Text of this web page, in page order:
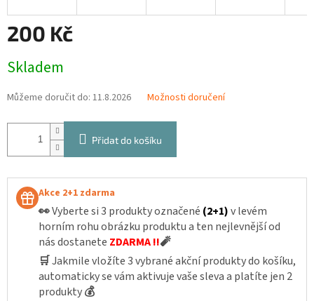
200 Kč
cena:
Skladem
Můžeme doručit do: 11.8.2026 Možnosti doručení
Přidat do košíku
Akce 2+1 zdarma
👀Vyberte si 3 produkty označené (2+1)v levém
horním rohu obrázku produktu a ten nejlevnější od
nás dostanete ZDARMA !!🧨
🛒Jakmile vložíte 3 vybrané akční produkty do košíku,
automaticky se vám aktivuje vaše sleva a platíte jen 2
produkty💰